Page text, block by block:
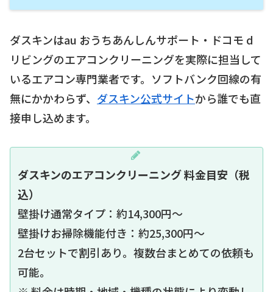
ダスキンはau おうちあんしんサポート・ドコモ d
リビングのエアコンクリーニングを実際に担当して
いるエアコン専門業者です。ソフトバンク回線の有
無にかかわらず、 ダスキン公式サイトから誰でも直
接申し込めます。
ダスキンのエアコンクリーニング 料金目安（税
込）
壁掛け通常タイプ：約14,300円〜
壁掛けお掃除機能付き：約25,300円〜
2台セットで割引あり。複数台まとめての依頼も
可能。